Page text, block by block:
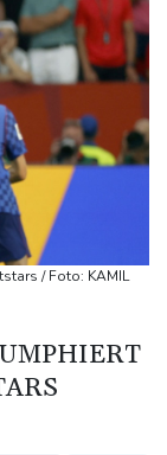
Infantino
- Regierung
Kleinbus nahe
Silber und Bronze
Damaskus
nach nur einem
/ Foto: KAMIL